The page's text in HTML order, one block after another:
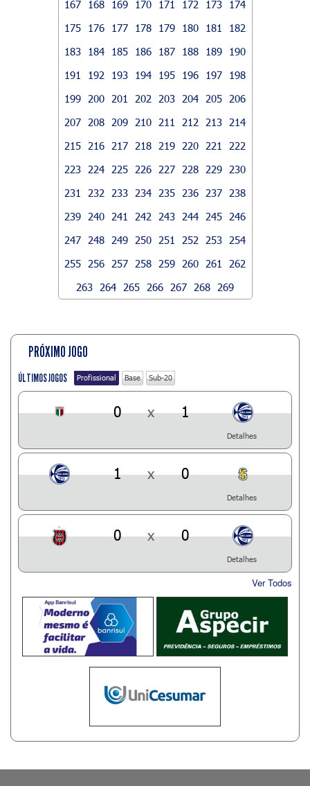
167
168 169 170 171 172 173
174
175
176 177 178 179 180 181
182
183
184 185 186 187 188 189
190
191
192 193 194 195 196 197
198
199
200 201 202 203 204 205
206
207
208 209 210 211 212 213
214
215
216 217 218 219 220 221
222
223
224 225 226 227 228 229
230
231
232 233 234 235 236 237
238
239
240 241 242 243 244 245
246
247
248 249 250 251 252 253
254
255
256 257 258 259 260 261
262
263
264 265 266 267 268 269
PRÓXIMO JOGO
ÚLTIMOS JOGOS Profissional Base Sub-20
0 x 1
Detalhes
1 x 0
Detalhes
0 x 0
Detalhes
Ver Todos